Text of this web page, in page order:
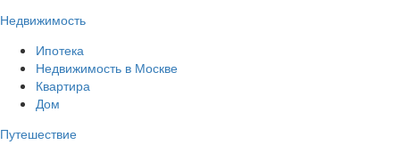
Недвижимость
Ипотека
Недвижимость в Москве
Квартира
Дом
Путешествие